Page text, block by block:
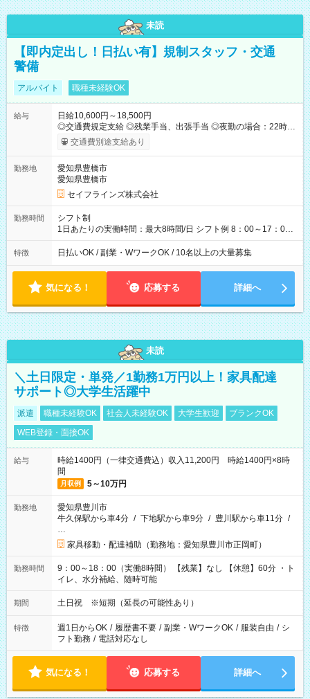
未読
【即内定出し！日払い有】規制スタッフ・交通
警備
アルバイト 職種未経験OK
給与
日給10,600円～18,500円
◎交通費規定支給 ◎残業手当、出張手当 ◎夜勤の場合：22時～
翌5時は割増給与 ◎日払い・週払い可(希望者／条件有) ＜月収例
＞ 日給10,600円×22日稼働＝23.5万円/月 ◎自分のぺースで勤務
可能です☺ 【試用期間】試用期間あり 試用期間の長さ：3ヶ月
雇用形態、給与は本採用時と同じです。
交通費別途支給あり
勤務地
愛知県豊橋市
愛知県豊橋市
セイフラインズ株式会社
勤務時間
シフト制
1日あたりの実働時間：最大8時間/日 シフト例 8：00～17：00
21：00～6：00 ※現場によっては多少時間は前後します ▶残業
ほとんどなし！ ▶時間より早く終わることの方が多いと思いま
も日給は同額支給！ ▶ご希望の方は夜勤（21:00～6:00）のお仕
事も可能。
特徴 日払いOK / 副業・WワークOK / 10名以上の大量募集
気になる！ 応募する 詳細へ
未読
＼土日限定・単発／1勤務1万円以上！家具配達
サポート◎大学生活躍中
派遣 職種未経験OK 社会人未経験OK 大学生歓迎
ブランクOK
WEB登録・面接OK
給与
時給1400円（一律交通費込）収入11,200円 時給1400円×8時
間
月収例 5～10万円
勤務地
愛知県豊川市
牛久保駅から車4分 / 下地駅から車9分 / 豊川駅から車11分 /
…
家具移動・配達補助（勤務地：愛知県豊川市正岡町）
勤務時間
9：00～18：00（実働8時間） 【残業】なし 【休憩】60分 ・ト
イレ、水分補給、随時可能
期間 土日祝 ※短期（延長の可能性あり）
特徴 週1日からOK / 履歴書不要 / 副業・WワークOK / 服装自由 / シ
フト勤務 / 電話対応なし
気になる！ 応募する 詳細へ